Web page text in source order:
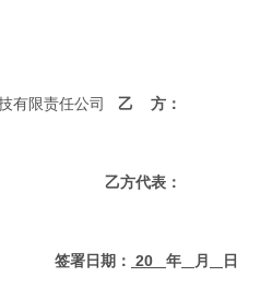
有限责任公司 乙 方：
乙方代表：
签署日期： 20 年 月 日